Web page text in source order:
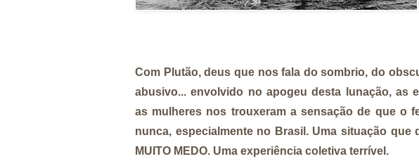
Com Plutão, deus que nos fala do sombrio, do
abusivo... envolvido no apogeu desta lunação, as
as mulheres nos trouxeram a sensação de que o
nunca, especialmente no Brasil. Uma situação que
MUITO MEDO. Uma experiência coletiva terrível.